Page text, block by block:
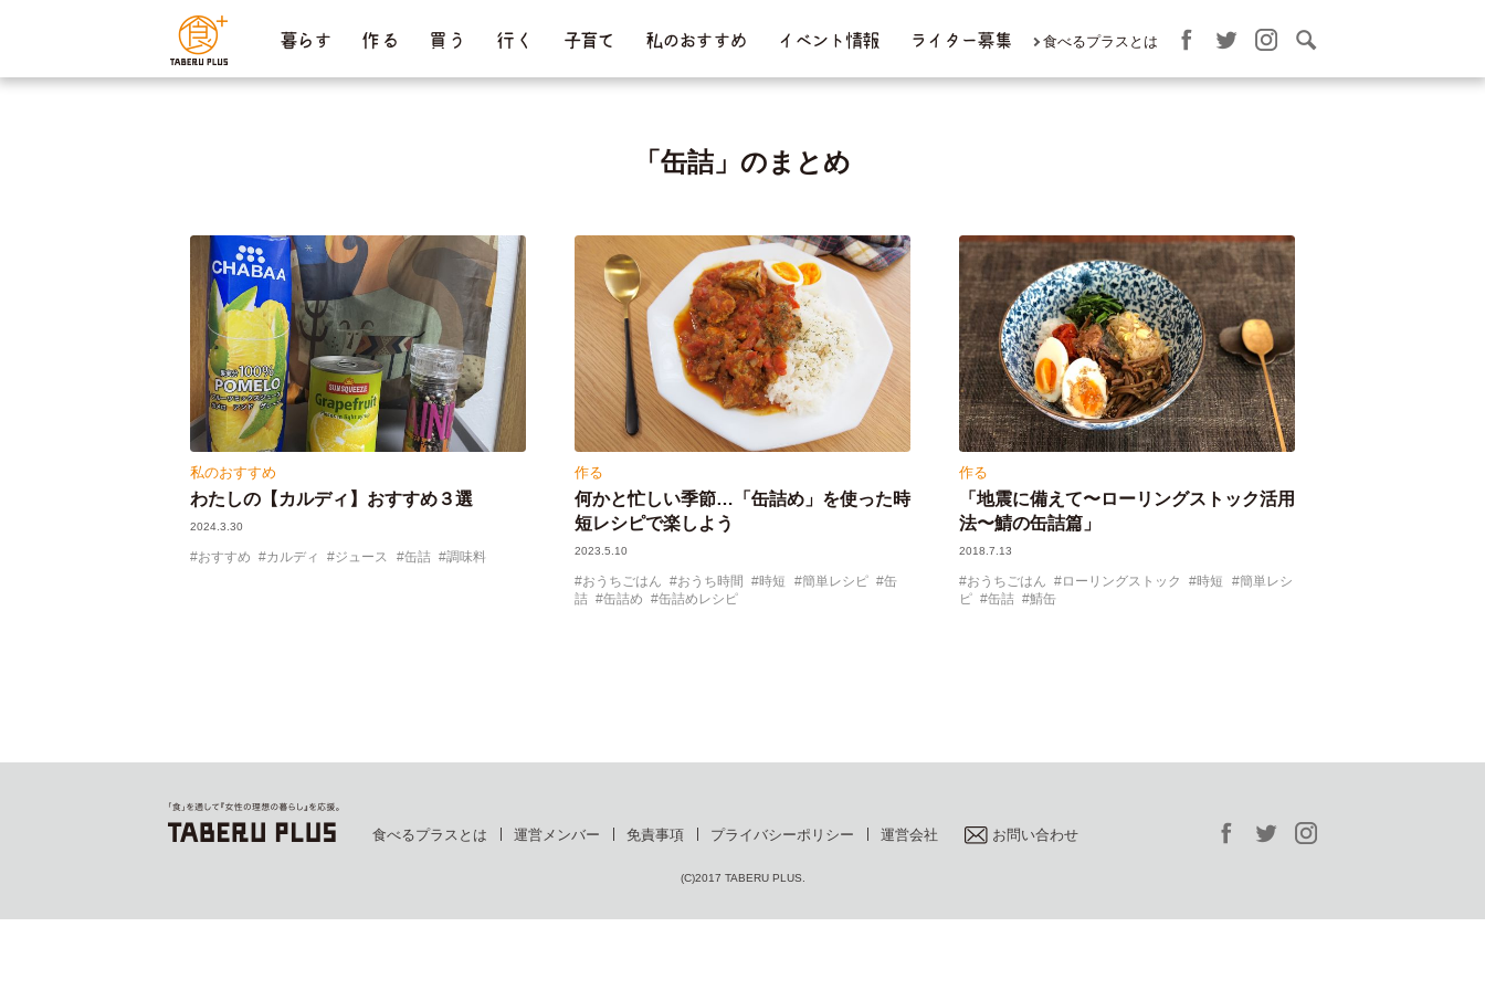
暮らす 作 る 買 う 行 く 子育て 私のおすすめ イベント情報 ライター募集 食べるプラスとは
「缶詰」のまとめ
私のおすすめ
わたしの【カルディ】おすすめ３選
2024.3.30
おすすめ カルディ ジュース 缶詰 調味料
作る
何かと忙しい季節…「缶詰め」を使った時
短レシピで楽しよう
2023.5.10
おうちごはん おうち時間 時短 簡単レシピ
缶
詰
缶詰め 缶詰めレシピ
作る
「地震に備えて〜ローリングストック活用
法〜鯖の缶詰篇」
2018.7.13
おうちごはん ローリングストック 時短
簡単レシ
ピ
缶詰 鯖缶
食べるプラスとは 運営メンバー 免責事項 プライバシーポリシー 運営会社 お問い合わせ
(C)2017 TABERU PLUS.